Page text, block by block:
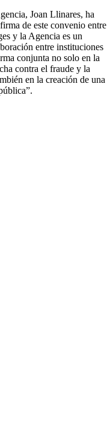
Joan Llinares, ha
de este convenio entre
y la Agencia es un
entre instituciones
conjunta no solo en la
contra el fraude y la
en la creación de una